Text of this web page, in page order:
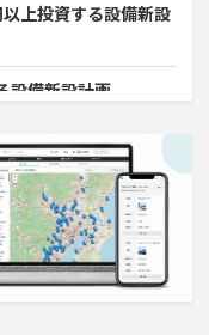
上投資する設備新設
設備新設計画
画
計画